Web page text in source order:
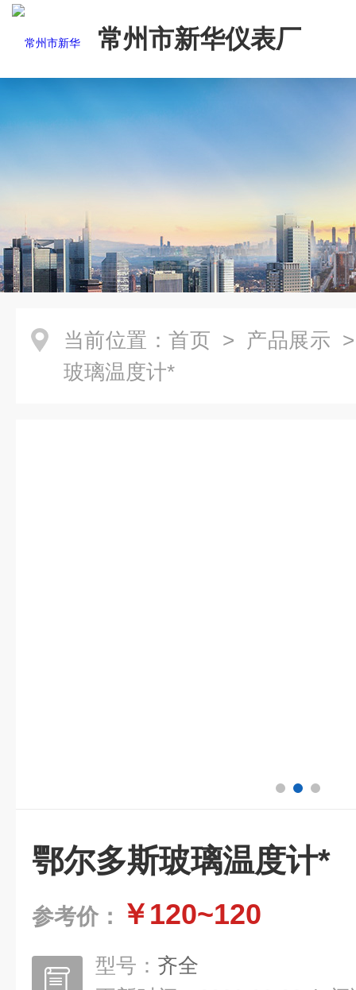
常州市新华仪表厂
当前位置： 首页 > 产品展示
玻璃温度计*
鄂尔多斯玻璃温度计*
参考价： ￥120~120
型号： 齐全